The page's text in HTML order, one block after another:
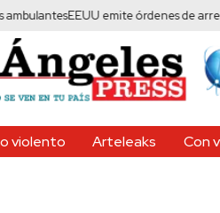
EEUU emite órdenes de arresto
violento Arteleaks Con